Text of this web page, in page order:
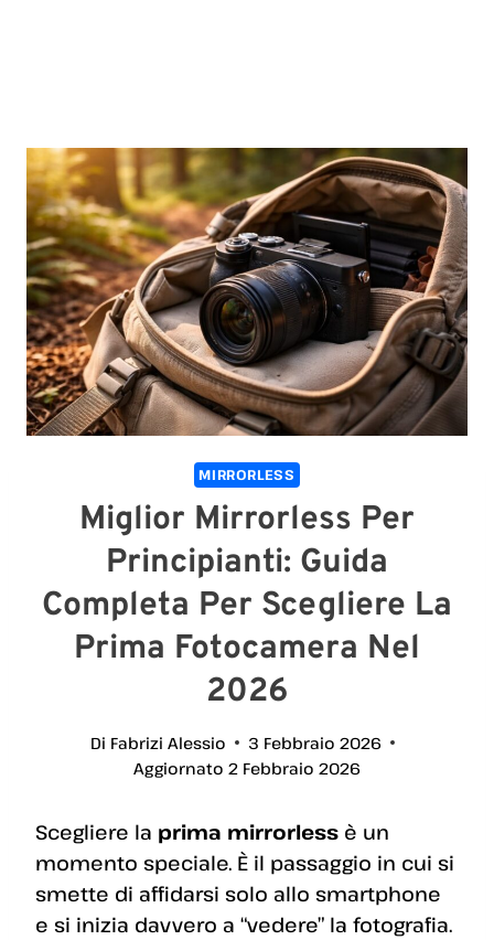
MIRRORLESS
Miglior Mirrorless Per
Principianti: Guida
Completa Per Scegliere La
Prima Fotocamera Nel
2026
Di Fabrizi Alessio
3 Febbraio 2026
Aggiornato 2 Febbraio 2026
Scegliere la prima mirrorless è un
momento speciale. È il passaggio in cui si
smette di affidarsi solo allo smartphone
e si inizia davvero a “vedere” la fotografia.